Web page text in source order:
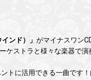
ンド）」 がマイナスワン
ストラと様々な楽器で
トに活用できる一曲です